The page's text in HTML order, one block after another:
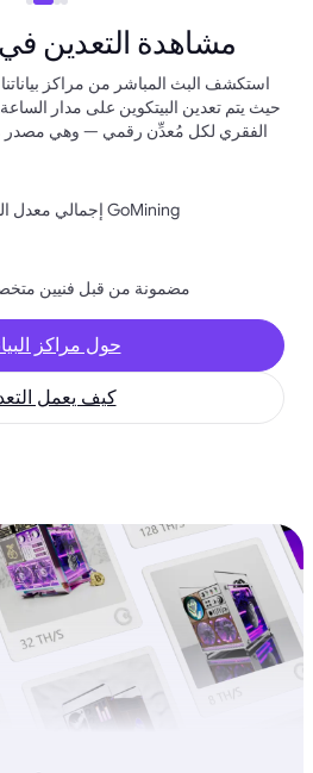
مشاهدة التعدين
استكشف البث المباشر من مراكز بياناتنا
حيث يتم تعدين البيتكوين على مدار
الفقري لكل مُعدِّن رقمي — وهي مصدر
إجمالي معدل التجزئة في مراكز بيانات GoMining
مضمونة من قبل فنيين
حول مراكز
كيف يعمل